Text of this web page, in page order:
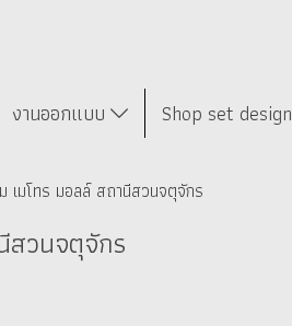
งานออกแบบ Shop set design
เมโทร มอลล์ สถานีสวนจตุจักร
สวนจตุจักร